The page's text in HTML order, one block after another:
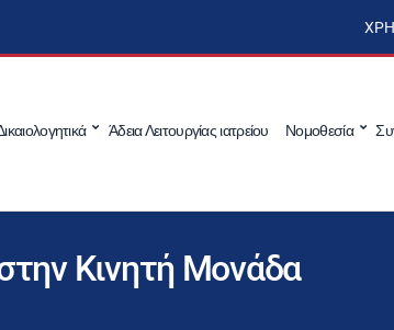
Άδεια Λειτουργίας ιατρείου Νομοθεσία
Κινητή Μονάδα